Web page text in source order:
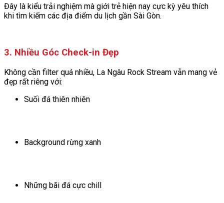
Đây là kiểu trải nghiệm mà giới trẻ hiện nay cực kỳ yêu thích
khi tìm kiếm các địa điểm du lịch gần Sài Gòn.
3. Nhiều Góc Check-in Đẹp
Không cần filter quá nhiều, La Ngâu Rock Stream vẫn mang vẻ
đẹp rất riêng với:
Suối đá thiên nhiên
Background rừng xanh
Những bãi đá cực chill